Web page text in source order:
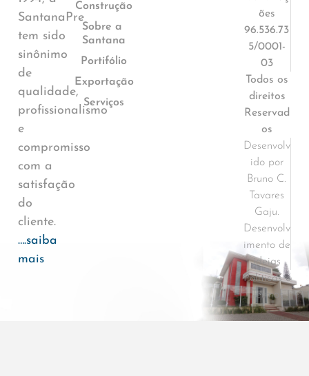
SantanaPre
tem sido
sinônimo
de
qualidade,
profissionalismo
e
compromisso
com a
satisfação
do
cliente.
….saiba
mais
Construção
Sobre a
Santana
Portifólio
Exportação
Serviços
ões
96.536.73
5/0001-
03
Todos os
direitos
Reservad
os
Desenvolv
ido por
Bruno C.
Tavares
Gaju.
Desenvolv
imento de
ideias
Políticas e
Termos